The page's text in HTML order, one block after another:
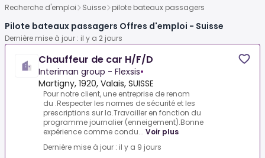
Recherche d'emploi Suisse pilote bateaux passagers
Pilote bateaux passagers Offres d'emploi - Suisse
Dernière mise à jour : il y a 2 jours
Chauffeur de car H/F/D
Interiman group - Flexsis•
Martigny, 1920, Valais, SUISSE
Pour notre client, une entreprise de renom
du .Respecter les normes de sécurité et les
prescriptions sur la.Travailler en fonction du
programme journalier (enneigement).Bonne
expérience comme condu... Voir plus
Dernière mise à jour : il y a 9 jours